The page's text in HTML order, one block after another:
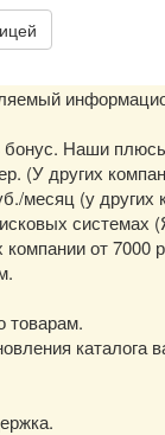
бонус. Наши
(У других
месяц (у других
системах
от 7000
товарам.
каталога